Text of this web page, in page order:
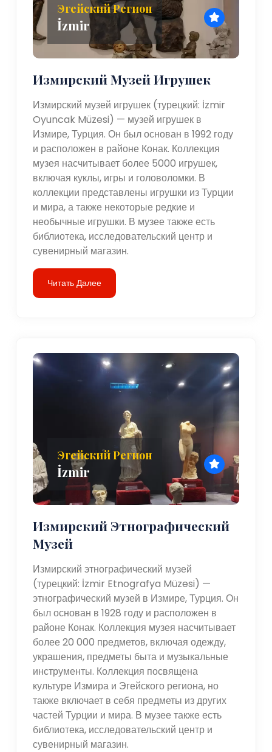
Эгейский Регион
İzmir
Измирский Музей Игрушек
Измирский музей игрушек (турецкий: İzmir
Oyuncak Müzesi) — музей игрушек в
Измире, Турция. Он был основан в 1992 году
и расположен в районе Конак. Коллекция
музея насчитывает более 5000 игрушек,
включая куклы, игры и головоломки. В
коллекции представлены игрушки из Турции
и мира, а также некоторые редкие и
необычные игрушки. В музее также есть
библиотека, исследовательский центр и
сувенирный магазин.
Читать Далее
Эгейский Регион
İzmir
Измирский Этнографический
Музей
Измирский этнографический музей
(турецкий: İzmir Etnografya Müzesi) —
этнографический музей в Измире, Турция. Он
был основан в 1928 году и расположен в
районе Конак. Коллекция музея насчитывает
более 20 000 предметов, включая одежду,
украшения, предметы быта и музыкальные
инструменты. Коллекция посвящена
культуре Измира и Эгейского региона, но
также включает в себя предметы из других
частей Турции и мира. В музее также есть
библиотека, исследовательский центр и
сувенирный магазин.